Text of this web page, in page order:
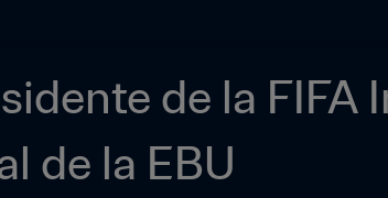
de la FIFA
de la EBU